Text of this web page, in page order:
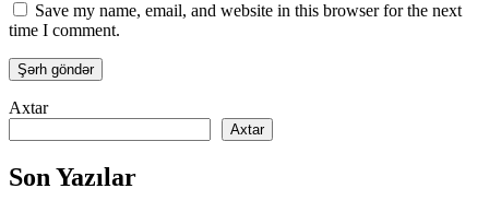
Save my name, email, and website in this browser for the next
time I comment.
Axtar
Axtar
Son Yazılar